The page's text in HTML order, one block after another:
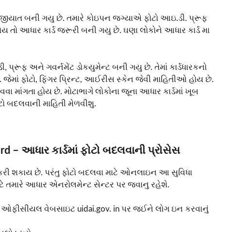
બની ગયુ છે. તમારે કોઇપન જગ્યાએ ફોટો આઇ.ડી. પ્રૂફ
તો આધાર કાર્ડ જરૂરી બની ગયુ છે. ઘણા લોકોને આધાર કાર્ડ મા
પ્રૂફ અને ગવર્નમેંટ ડોકયુમેન્ટ બની ગયુ છે. તેમાં કાર્ડધારકનો
જેમાં ફોટો, ફિંગર પ્રિન્ટ, આઈરીસ સ્કેન જેવી માહિતીઓ હોય છે.
માંગતા હોય છે. મોટાભાગે લોકોના જૂના આધાર કાર્ડમાં ખૂબ
માહિતી મેળવીશુ.
– આધાર કાર્ડમાં ફોટો બદલવાની પ્રોસેસ
શકાય છે. પરંતુ ફોટો બદલવા માટે ઓનલાઇન આ સુવિધા
તમારે આધાર એનરોલમેન્ટ સેન્ટર પર જવાનુ રહેશે.
ઓફીસીયલ વેબસાઇટ uidai.gov. in પર જઈને લોગ ઇન કરવાનું